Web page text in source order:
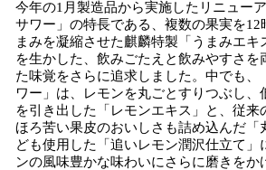
今年の1月製造品から実施したリニュー
サワー」の特長である、複数の果実を12
まみを凝縮させた麒麟特製「うまみエキ
を生かした、飲みごたえと飲みやすさを
た味覚をさらに追求しました。中でも、
ワー」は、レモンを丸ごとすりつぶし、
を引き出した「レモンエキス」と、従来
ほろ苦い果皮のおいしさも詰め込んだ「
ども使用した「追いレモン潤沢仕立て」
ンの風味豊かな味わいにさらに磨きをか